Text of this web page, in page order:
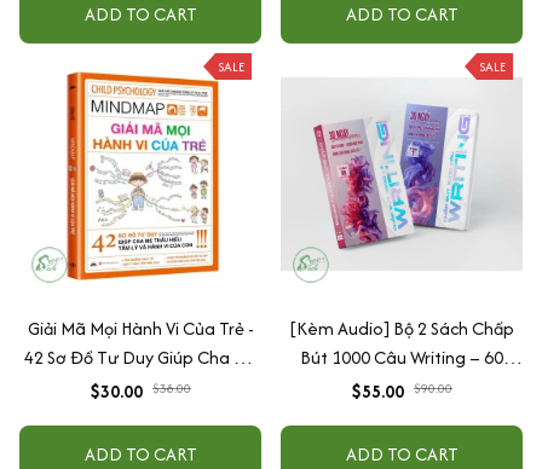
ADD TO CART ADD TO CART
SALE
Giải Mã Mọi Hành Vi Của Trẻ -
42 Sơ Đồ Tư Duy Giúp Cha Mẹ
Thấu Hiểu Tâm Lý Và Hành Vi
$30.00 $38.00
ADD TO CART
SALE
[Kèm Audio] Bộ 2 Sách Chấp
Bút 1000 Câu Writing – 60
Ngày Gieo Trồng Tư Duy
$55.00 $90.00
ADD TO CART